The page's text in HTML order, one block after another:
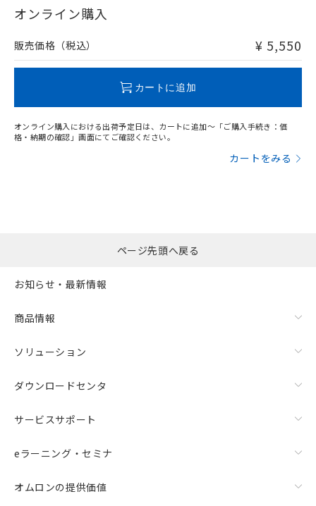
在庫等で未対応品が混在する可能性があります。
問い合わせください。
オンライン購入
販売価格（税込） ¥ 5,550
カートに追加
オンライン購入における出荷予定日は、カートに追加～「ご購入手続き：価
格・納期の確認」画面にてご確認ください。
カートをみる
ページ先頭へ戻る
お知らせ・最新情報
商品情報
ソリューション
ダウンロードセンタ
サービスサポート
eラーニング・セミナ
オムロンの提供価値